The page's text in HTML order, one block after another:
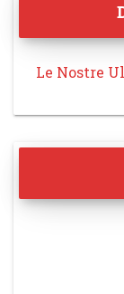
Le Nostre